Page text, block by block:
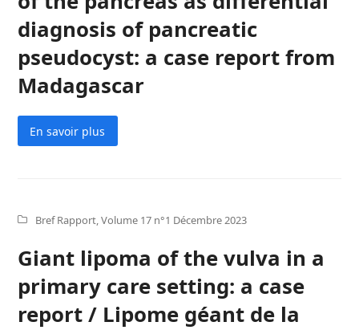
diagnosis of pancreatic
pseudocyst: a case report from
Madagascar
En savoir plus
Bref Rapport,Volume 17 n°1 Décembre 2023
Giant lipoma of the vulva in a
primary care setting: a case
report / Lipome géant de la